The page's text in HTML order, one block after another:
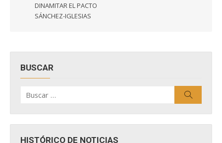
DINAMITAR EL PACTO
SÁNCHEZ-IGLESIAS
BUSCAR
por:
HISTÓRICO DE NOTICIAS